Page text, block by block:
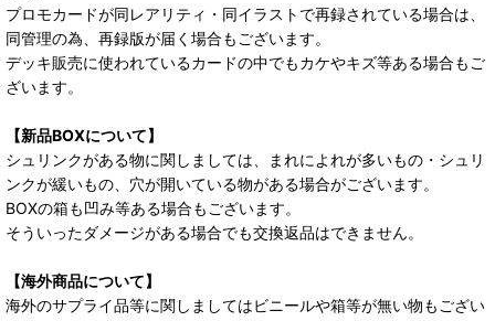
プロモカードが同レアリティ・同イラストで再録されている場合は、
同管理の為、再録版が届く場合もございます。
デッキ販売に使われているカードの中でもカケやキズ等ある場合もご
ざいます。
【新品BOXについて】
シュリンクがある物に関しましては、まれによれが多いもの・シュリ
ンクが緩いもの、穴が開いている物がある場合がございます。
BOXの箱も凹み等ある場合もございます。
そういったダメージがある場合でも交換返品はできません。
【海外商品について】
海外のサプライ品等に関しましてはビニールや箱等が無い物もござい